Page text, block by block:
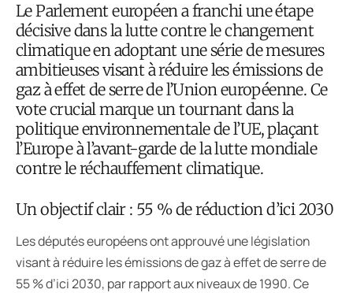
Le Parlement européen a franchi une étape
décisive dans la lutte contre le changement
climatique en adoptant une série de mesures
ambitieuses visant à réduire les émissions de
gaz à effet de serre de l’Union européenne. Ce
vote crucial marque un tournant dans la
politique environnementale de l’UE, plaçant
l’Europe à l’avant-garde de la lutte mondiale
contre le réchauffement climatique.
Un objectif clair : 55 % de réduction d’ici 2030
Les députés européens ont approuvé une législation
visant à réduire les émissions de gaz à effet de serre de
55 % d’ici 2030, par rapport aux niveaux de 1990. Ce